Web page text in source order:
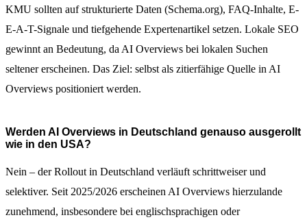
KMU sollten auf strukturierte Daten (Schema.org), FAQ-Inhalte, E-
E-A-T-Signale und tiefgehende Expertenartikel setzen. Lokale SEO
gewinnt an Bedeutung, da AI Overviews bei lokalen Suchen
seltener erscheinen. Das Ziel: selbst als zitierfähige Quelle in AI
Overviews positioniert werden.
Werden AI Overviews in Deutschland genauso ausgerollt
wie in den USA?
Nein – der Rollout in Deutschland verläuft schrittweiser und
selektiver. Seit 2025/2026 erscheinen AI Overviews hierzulande
zunehmend, insbesondere bei englischsprachigen oder